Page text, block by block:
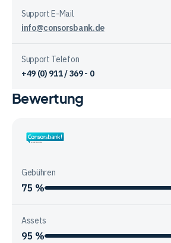
Support E-Mail
info@consorsbank.de
Support Telefon
+49 (0) 911 / 369 - 0
Vergleichstabelle
Bewertung
Gebühren
75 %
Assets
95 %